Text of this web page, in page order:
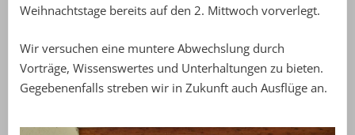
Weihnachtstage bereits auf den 2. Mittwoch vorverlegt.
Wir versuchen eine muntere Abwechslung durch
Vorträge, Wissenswertes und Unterhaltungen zu bieten.
Gegebenenfalls streben wir in Zukunft auch Ausflüge an.